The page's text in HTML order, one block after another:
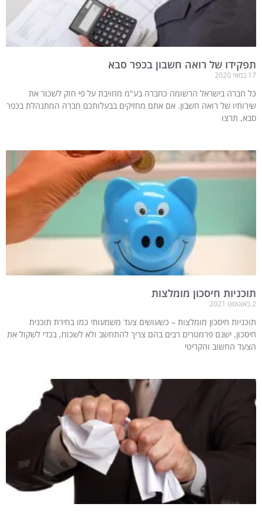
תפקידו של רואה חשבון בכפר סבא
17 במאי 2020
כל חברה בישראל הרשומה כחברה בע"מ מחויבת על פי חוק לשכור את
שירותיו של רואה חשבון. אם אתם מחזיקים בבעלותכם חברה המתנהלת בכפר
סבא, תרצו
תוכניות חיסכון מומלצות
2 באוגוסט 2021
תוכניות חיסכון מומלצות – כשעושים צעד משמעותי כמו בחירת תוכנית
חיסכון, ישנם פרמטרים רבים בהם צריך להתחשב ולא לשכוח, בכדי לשקול את
הצעד החשוב והקריטי